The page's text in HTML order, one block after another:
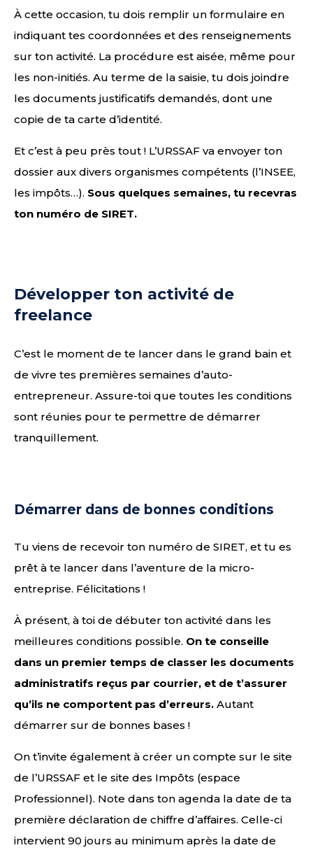
À cette occasion, tu dois remplir un formulaire en
indiquant tes coordonnées et des renseignements
sur ton activité. La procédure est aisée, même pour
les non-initiés. Au terme de la saisie, tu dois joindre
les documents justificatifs demandés, dont une
copie de ta carte d’identité.
Et c’est à peu près tout ! L’URSSAF va envoyer ton
dossier aux divers organismes compétents (l’INSEE,
les impôts…). Sous quelques semaines, tu recevras
ton numéro de SIRET.
Développer ton activité de
freelance
C’est le moment de te lancer dans le grand bain et
de vivre tes premières semaines d’auto-
entrepreneur. Assure-toi que toutes les conditions
sont réunies pour te permettre de démarrer
tranquillement.
Démarrer dans de bonnes conditions
Tu viens de recevoir ton numéro de SIRET, et tu es
prêt à te lancer dans l’aventure de la micro-
entreprise. Félicitations !
À présent, à toi de débuter ton activité dans les
meilleures conditions possible. On te conseille
dans un premier temps de classer les documents
administratifs reçus par courrier, et de t’assurer
qu’ils ne comportent pas d’erreurs. Autant
démarrer sur de bonnes bases !
On t’invite également à créer un compte sur le site
de l’URSSAF et le site des Impôts (espace
Professionnel). Note dans ton agenda la date de ta
première déclaration de chiffre d’affaires. Celle-ci
intervient 90 jours au minimum après la date de